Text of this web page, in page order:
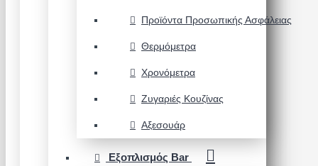
Προϊόντα Προσωπικής Ασφάλειας
Θερμόμετρα
Χρονόμετρα
Ζυγαριές Κουζίνας
Αξεσουάρ
Εξοπλισμός Bar